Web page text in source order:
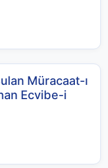
Müracaat-ı
Ecvibe-i